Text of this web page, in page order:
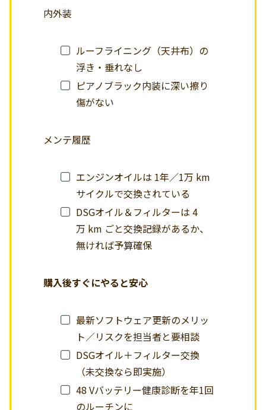
内外装
ルーフライニング（天井布）の
浮き・垂れなし
ピアノブラック内装に深い擦り
傷がない
メンテ履歴
エンジンオイルは 1年／1万 km
サイクルで交換されている
DSGオイル＆フィルターは 4
万 km ごと交換記録があるか、
無ければ予算確保
購入後すぐにやると安心
最新ソフトウェア更新のメリッ
ト／リスクを担当者と要相談
DSGオイル＋フィルター交換
（未交換なら即実施）
48 Vバッテリー健康診断を年1回
のルーチンに